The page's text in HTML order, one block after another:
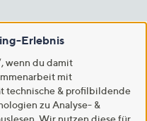
Erlebnis
wenn du damit
mit
technische & profilbildende
zu Analyse- &
Wir nutzen diese für